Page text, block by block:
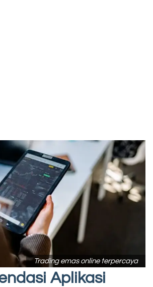
Trading emas online terpercaya
Aplikasi